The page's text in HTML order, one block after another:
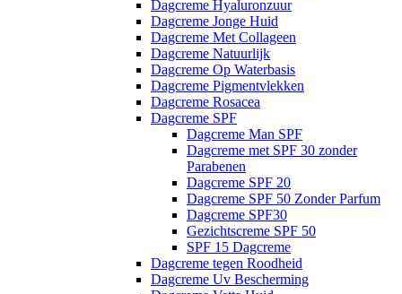
Dagcreme Hyaluronzuur
Dagcreme Jonge Huid
Dagcreme Met Collageen
Dagcreme Natuurlijk
Dagcreme Op Waterbasis
Dagcreme Pigmentvlekken
Dagcreme Rosacea
Dagcreme SPF
Dagcreme Man SPF
Dagcreme met SPF 30 zonder
Parabenen
Dagcreme SPF 20
Dagcreme SPF 50 Zonder Parfum
Dagcreme SPF30
Gezichtscreme SPF 50
SPF 15 Dagcreme
Dagcreme tegen Roodheid
Dagcreme Uv Bescherming